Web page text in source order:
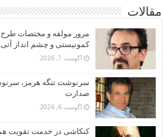
مقالات
مرور مولفه و مختصات طرح
کمونیستی و چشم انداز آتی!
آگوست 7, 2026
سرنوشت تنگه هرمز،
صدارت
آگوست 6, 2026
کنکاشی در خدمت تقویت